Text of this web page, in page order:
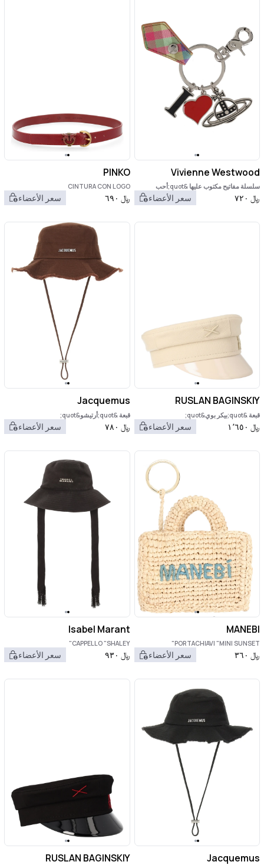
Vivienne Westwood
سلسلة مفاتيح مكتوب عليها &quot;أحب
أورب&quot;﷼ ٧٢٠ سعر الأعضاء
PINKO
CINTURA CON LOGO
﷼ ٦٩٠ سعر الأعضاء
RUSLAN BAGINSKIY
قبعة &quot;بيكر بوي&quot;
﷼ ١٬٦٥٠ سعر الأعضاء
Jacquemus
قبعة &quot;أرتيشو&quot;
﷼ ٧٨٠ سعر الأعضاء
MANEBI
PORTACHIAVI "MINI SUNSET"
﷼ ٣٦٠ سعر الأعضاء
Isabel Marant
CAPPELLO "SHALEY"
﷼ ٩٣٠ سعر الأعضاء
Jacquemus
RUSLAN BAGINSKIY